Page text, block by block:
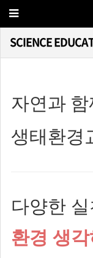
SCIENCE
자연과
생태환경
다양한
환경 생